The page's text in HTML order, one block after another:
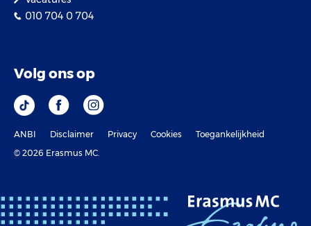
010 704 0 704
Volg ons op
ANBI Disclaimer Privacy Cookies
Toegankelijkheid
© 2026 Erasmus MC.